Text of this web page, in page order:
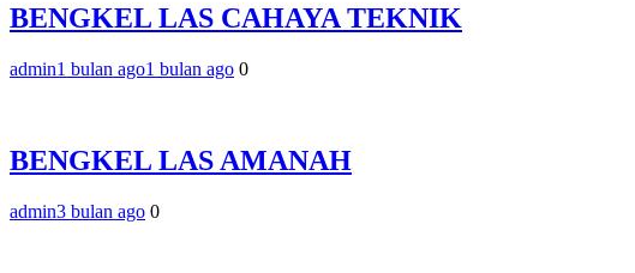
BENGKEL LAS CAHAYA TEKNIK
admin1 bulan ago1 bulan ago 0
BENGKEL LAS AMANAH
admin3 bulan ago 0